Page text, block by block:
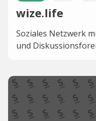
wize.life
Soziales Netzwerk
und